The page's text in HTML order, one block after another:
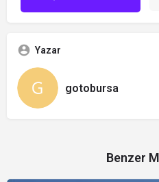
Yazar
gotobursa
Benzer